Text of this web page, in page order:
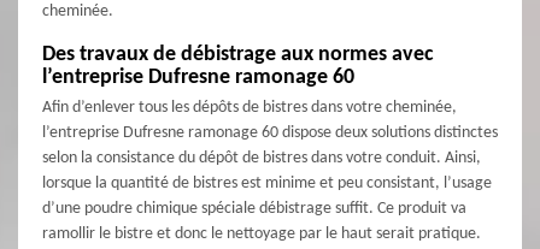
cheminée.
Des travaux de débistrage aux normes avec
l’entreprise Dufresne ramonage 60
Afin d’enlever tous les dépôts de bistres dans votre cheminée,
l’entreprise Dufresne ramonage 60 dispose deux solutions distinctes
selon la consistance du dépôt de bistres dans votre conduit. Ainsi,
lorsque la quantité de bistres est minime et peu consistant, l’usage
d’une poudre chimique spéciale débistrage suffit. Ce produit va
ramollir le bistre et donc le nettoyage par le haut serait pratique.